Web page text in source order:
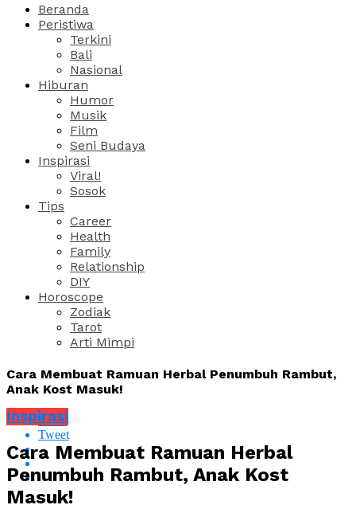
Beranda
Peristiwa
Terkini
Bali
Nasional
Hiburan
Humor
Musik
Film
Seni Budaya
Inspirasi
Viral!
Sosok
Tips
Career
Health
Family
Relationship
DIY
Horoscope
Zodiak
Tarot
Arti Mimpi
Cara Membuat Ramuan Herbal Penumbuh Rambut,
Anak Kost Masuk!
Share
Tweet
Inspirasi
Cara Membuat Ramuan Herbal
Penumbuh Rambut, Anak Kost
Masuk!